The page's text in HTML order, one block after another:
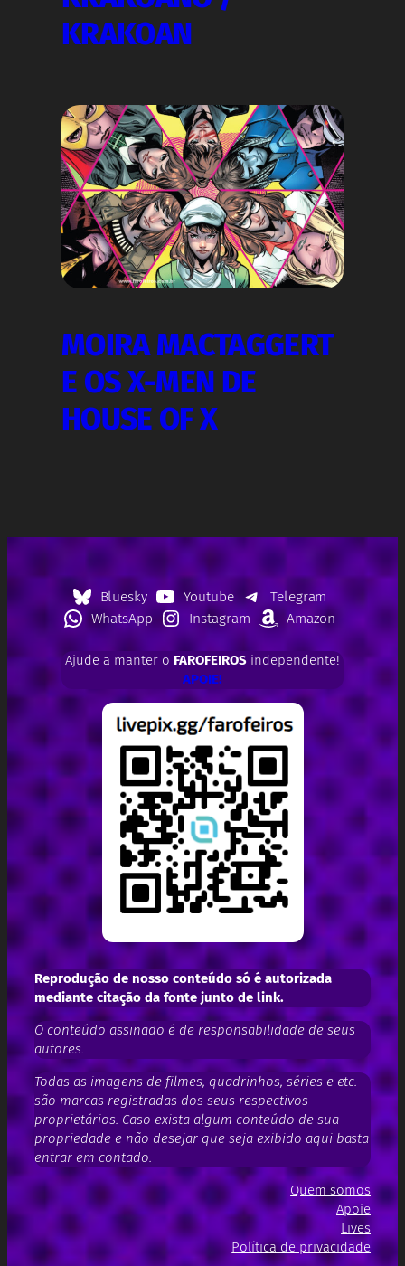
KRAKOAN
MOIRA MACTAGGERT
E OS X-MEN DE
HOUSE OF X
Bluesky Youtube
Telegram
WhatsApp
Instagram Amazon
Ajude a manter o FAROFEIROSindependente!
APOIE!
Reprodução de nosso conteúdo só é autorizada
mediante citação da fonte junto de link.
O conteúdo assinado é de responsabilidade de seus
autores.
Todas as imagens de filmes, quadrinhos, séries e etc.
são marcas registradas dos seus respectivos
proprietários. Caso exista algum conteúdo de sua
propriedade e não desejar que seja exibido aqui basta
entrar em contado.
Quem somos
Apoie
Lives
Política de privacidade